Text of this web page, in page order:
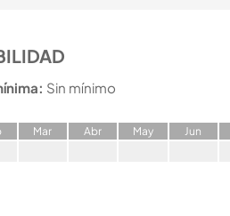
Sin mínimo
Mar Abr May Jun